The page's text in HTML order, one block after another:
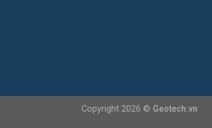
Copyright 2026 © Geotech.vn